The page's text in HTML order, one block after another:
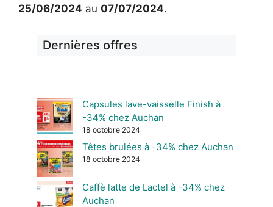
25/06/2024 au 07/07/2024.
Dernières offres
Capsules lave-vaisselle Finish à
-34% chez Auchan
18 octobre 2024
Têtes brulées à -34% chez Auchan
18 octobre 2024
Caffè latte de Lactel à -34% chez
Auchan